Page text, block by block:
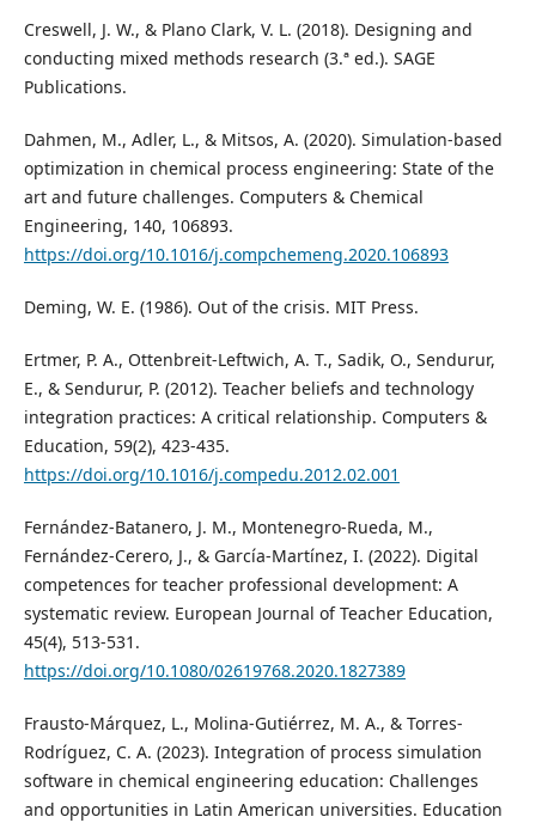
Creswell, J. W., & Plano Clark, V. L. (2018). Designing and
conducting mixed methods research (3.ª ed.). SAGE
Publications.
Dahmen, M., Adler, L., & Mitsos, A. (2020). Simulation-based
optimization in chemical process engineering: State of the
art and future challenges. Computers & Chemical
Engineering, 140, 106893.
https://doi.org/10.1016/j.compchemeng.2020.106893
Deming, W. E. (1986). Out of the crisis. MIT Press.
Ertmer, P. A., Ottenbreit-Leftwich, A. T., Sadik, O., Sendurur,
E., & Sendurur, P. (2012). Teacher beliefs and technology
integration practices: A critical relationship. Computers &
Education, 59(2), 423-435.
https://doi.org/10.1016/j.compedu.2012.02.001
Fernández-Batanero, J. M., Montenegro-Rueda, M.,
Fernández-Cerero, J., & García-Martínez, I. (2022). Digital
competences for teacher professional development: A
systematic review. European Journal of Teacher Education,
45(4), 513-531.
https://doi.org/10.1080/02619768.2020.1827389
Frausto-Márquez, L., Molina-Gutiérrez, M. A., & Torres-
Rodríguez, C. A. (2023). Integration of process simulation
software in chemical engineering education: Challenges
and opportunities in Latin American universities. Education